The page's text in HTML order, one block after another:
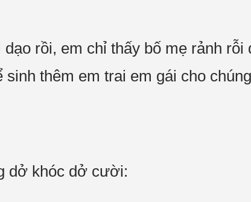
rồi, em chỉ thấy bố mẹ rảnh rỗi
sinh thêm em trai em gái cho
dở khóc dở cười: